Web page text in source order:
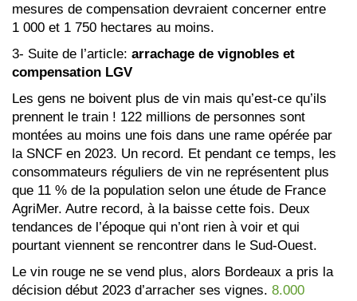
mesures de compensation devraient concerner entre
1 000 et 1 750 hectares au moins.
3- Suite de l’article: arrachage de vignobles et
compensation LGV
Les gens ne boivent plus de vin mais qu’est-ce qu’ils
prennent le train ! 122 millions de personnes sont
montées au moins une fois dans une rame opérée par
la SNCF en 2023. Un record. Et pendant ce temps, les
consommateurs réguliers de vin ne représentent plus
que 11 % de la population selon une étude de France
AgriMer. Autre record, à la baisse cette fois. Deux
tendances de l’époque qui n’ont rien à voir et qui
pourtant viennent se rencontrer dans le Sud-Ouest.
Le vin rouge ne se vend plus, alors Bordeaux a pris la
décision début 2023 d’arracher ses vignes. 8.000